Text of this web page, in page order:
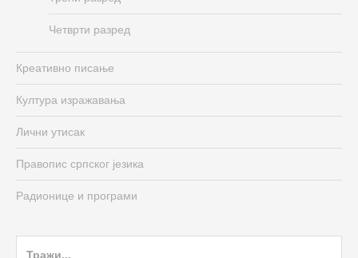
Четврти разред
Креативно писање
Култура изражавања
Лични утисак
Правопис српског језика
Радионице и програми